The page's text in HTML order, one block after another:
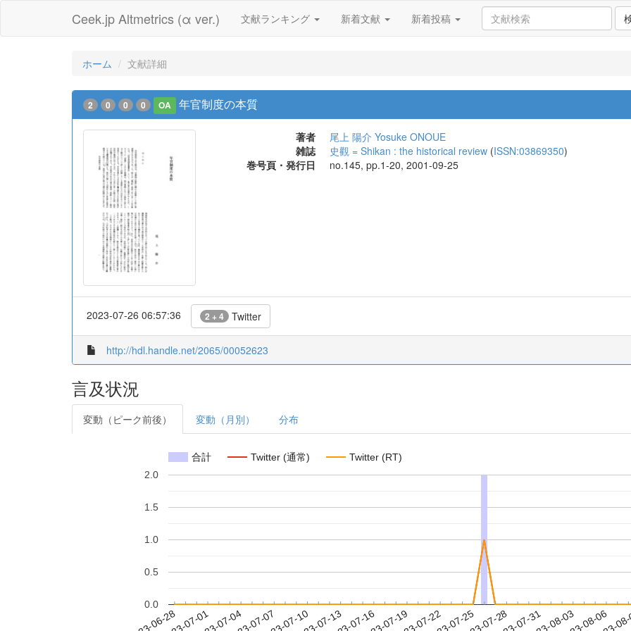
Ceek.jp Altmetrics (α ver.) 文献ランキング 新着文献 新着投稿
ホーム 文献詳細
2 0 0 0 OA 年官制度の本質
著者 尾上 陽介 Yosuke ONOUE
雑誌
史觀 = Shikan : the historical review (ISSN:03869350)
巻号頁・発行日
no.145, pp.1-20, 2001-09-25
2023-07-26 06:57:36 2 + 4 Twitter
http://hdl.handle.net/2065/00052623
言及状況
変動（ピーク前後） 変動（月別） 分布
合計 Twitter (通常) Twitter (RT)
0.0
0.5
1.0
1.5
2.0